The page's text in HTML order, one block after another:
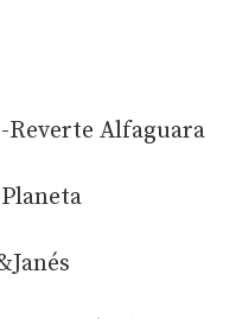
Alfaguara